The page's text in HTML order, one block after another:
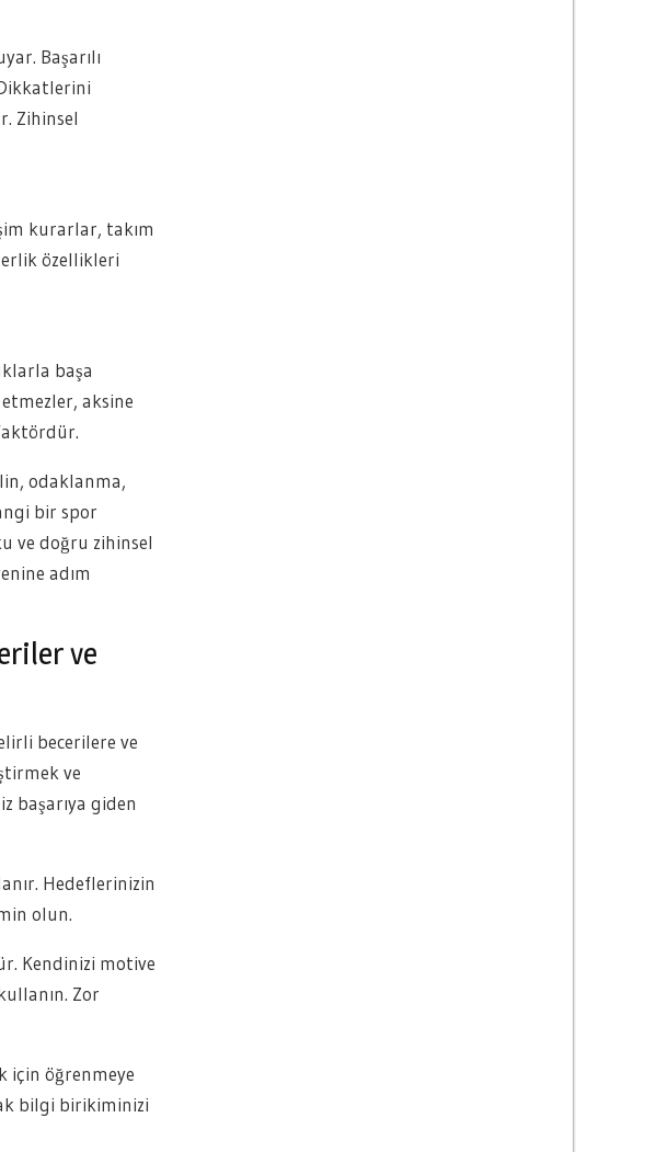
Başarılı
Zihinsel
kurarlar, takım
özellikleri
başa
aksine
odaklanma,
bir spor
ve doğru zihinsel
adım
ve
becerilere ve
ve
başarıya giden
Hedeflerinizin
olun.
Kendinizi motive
Zor
için öğrenmeye
bilgi birikiminizi